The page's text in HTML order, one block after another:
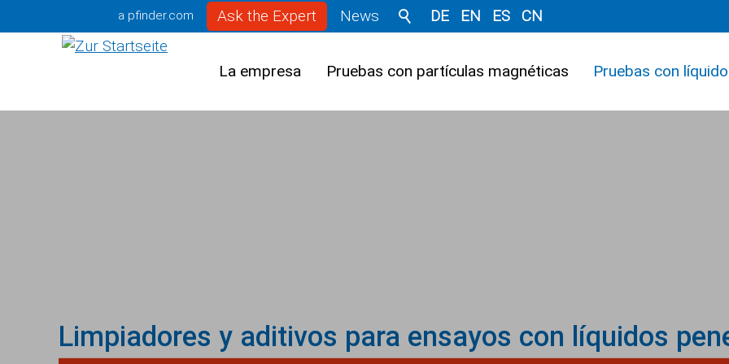
a pfinder.com Ask the Expert News DE EN ES CN
La empresa Pruebas con partículas magnéticas Pruebas con
Limpiadores y aditivos para ensayos con líquidos